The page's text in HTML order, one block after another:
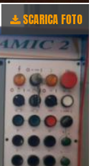
SCARICA FOTO